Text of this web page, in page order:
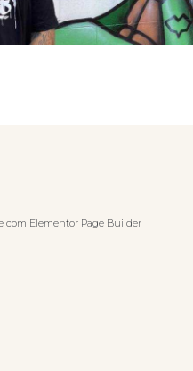
com Elementor Page Builder